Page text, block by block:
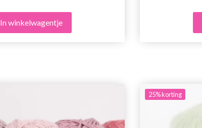
In winkelwagentje
25%korting